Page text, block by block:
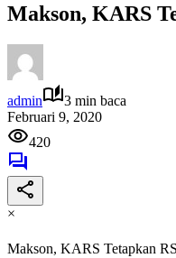
Makson, KARS
admin
3 min baca
Februari 9, 2020
420
×
Makson, KARS Tetapkan